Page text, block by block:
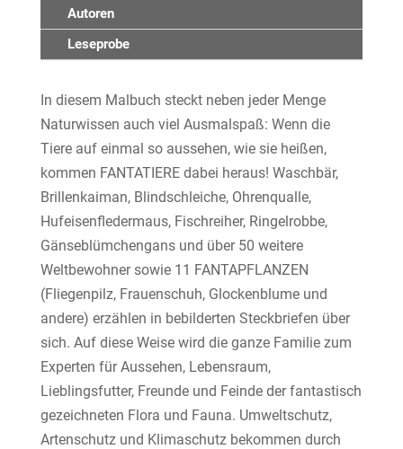
Autoren
Leseprobe
In diesem Malbuch steckt neben jeder Menge
Naturwissen auch viel Ausmalspaß: Wenn die
Tiere auf einmal so aussehen, wie sie heißen,
kommen FANTATIERE dabei heraus! Waschbär,
Brillenkaiman, Blindschleiche, Ohrenqualle,
Hufeisenfledermaus, Fischreiher, Ringelrobbe,
Gänseblümchengans und über 50 weitere
Weltbewohner sowie 11 FANTAPFLANZEN
(Fliegenpilz, Frauenschuh, Glockenblume und
andere) erzählen in bebilderten Steckbriefen über
sich. Auf diese Weise wird die ganze Familie zum
Experten für Aussehen, Lebensraum,
Lieblingsfutter, Freunde und Feinde der fantastisch
gezeichneten Flora und Fauna. Umweltschutz,
Artenschutz und Klimaschutz bekommen durch